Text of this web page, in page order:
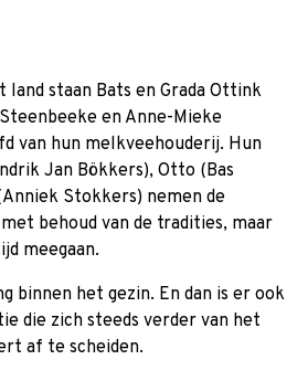
land staan Bats en Grada Ottink
en Anne-Mieke
van hun melkveehouderij. Hun
Jan Bökkers), Otto (Bas
Stokkers) nemen de
behoud van de tradities, maar
meegaan.
binnen het gezin. En dan is er ook
die zich steeds verder van het
af te scheiden.